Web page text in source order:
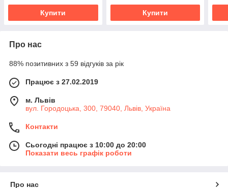
Купити Купити
Про нас
88% позитивних з 59 відгуків за рік
Працює з 27.02.2019
м. Львів
вул. Городоцька, 300, 79040, Львів, Україна
Контакти
Сьогодні працює з 10:00 до 20:00
Показати весь графік роботи
Про нас